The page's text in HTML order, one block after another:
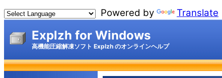
Powered by Translate
Explzh for Windows
高機能圧縮解凍ソフト Explzh のオンラインヘルプ